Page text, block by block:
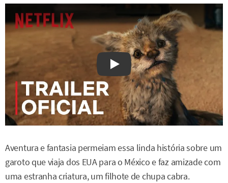
Watch on YouTube
Aventura e fantasia permeiam essa linda história sobre um
garoto que viaja dos EUA para o México e faz amizade com
uma estranha criatura, um filhote de chupa cabra.